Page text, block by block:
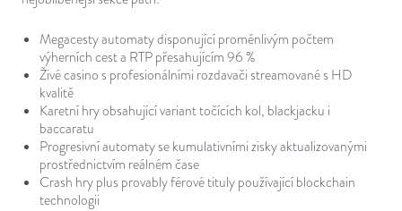
Megacesty automaty disponující proměnlivým počtem
výherních cest a RTP přesahujícím 96 %
Živé casino s profesionálními rozdavači streamované s HD
kvalitě
Karetní hry obsahující variant točících kol, blackjacku i
baccaratu
Progresivní automaty se kumulativními zisky aktualizovanými
prostřednictvím reálném čase
Crash hry plus provably férové tituly používající blockchain
technologii